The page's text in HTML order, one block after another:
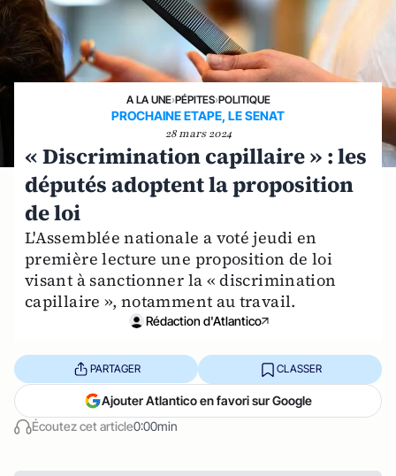
A LA UNE›PÉPITES›POLITIQUE
PROCHAINE ETAPE, LE SENAT
28 mars 2024
« Discrimination capillaire » : les
députés adoptent la proposition
de loi
L'Assemblée nationale a voté jeudi en
première lecture une proposition de loi
visant à sanctionner la « discrimination
capillaire », notamment au travail.
Rédaction d'Atlantico
Écoutez cet article0:00min
PARTAGER CLASSER
Ajouter Atlantico en favori sur Google